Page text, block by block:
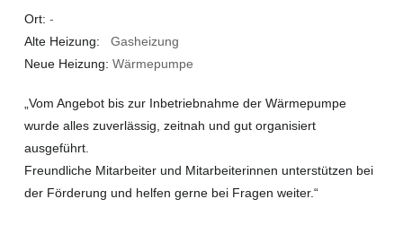
Ort: -
Alte Heizung: Gasheizung
Neue Heizung: Wärmepumpe
„Vom Angebot bis zur Inbetriebnahme der Wärmepumpe
wurde alles zuverlässig, zeitnah und gut organisiert
ausgeführt.
Freundliche Mitarbeiter und Mitarbeiterinnen unterstützen bei
der Förderung und helfen gerne bei Fragen weiter.“